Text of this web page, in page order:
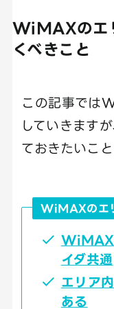
WiMAXのエ
くべきこと
この記事では
していきます
ておきたいこと
WiMAXのエ
WiMAX
イダ共通
エリア
ある